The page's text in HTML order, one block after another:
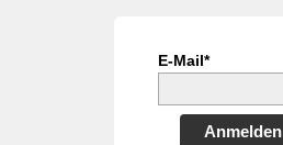
E-Mail*
Anmelden